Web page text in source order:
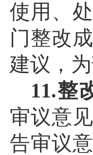
使用、
门整改
建议，为
11.整
审议意
告审议